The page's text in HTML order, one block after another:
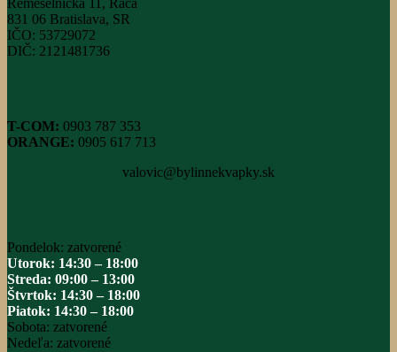
Remeselnícka 11, Rača
831 06 Bratislava, SR
IČO: 53729072
DIČ: 2121481736
T-COM: 0903 787 353
ORANGE: 0905 617 713
valovic@bylinnekvapky.sk
Pondelok: zatvorené
Utorok: 14:30 – 18:00
Streda: 09:00 – 13:00
Štvrtok: 14:30 – 18:00
Piatok: 14:30 – 18:00
Sobota: zatvorené
Nedeľa: zatvorené